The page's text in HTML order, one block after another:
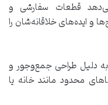
قطعات سفارشی و
و ایده‌های خلاقانه‌شان را
دلیل طراحی جمع‌وجور و
محدود مانند خانه یا